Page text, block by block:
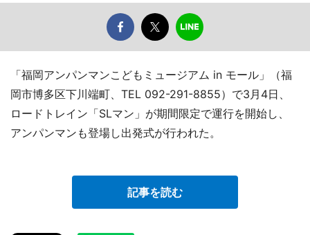
「福岡アンパンマンこどもミュージアム in モール」（福
岡市博多区下川端町、TEL 092-291-8855）で3月4日、
ロードトレイン「SLマン」が期間限定で運行を開始し、
アンパンマンも登場し出発式が行われた。
記事を読む